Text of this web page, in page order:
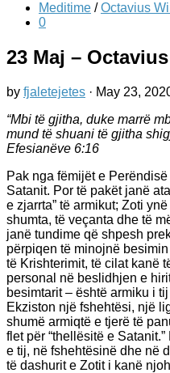
Meditime / Octavius
0
23 Maj –
by fjaletejetes · May 23,
“Mbi të gjitha, duke marrë
mund të shuani të gjitha
‭‭Efesianëve‬ ‭6:16‬
Pak nga fëmijët e
Satanit. Por të pakët janë
e zjarrta” të armikut; Zoti
shumta, të veçanta dhe të
janë tundime që shpesh
përpiqen të minojnë
të Krishterimit, të cilat kanë
personal në beslidhjen e
besimtarit – është armiku i
Ekziston një fshehtësi, një
shumë armiqtë e tjerë të
flet për “thellësitë e
e tij, në fshehtësinë dhe në
të dashurit e Zotit i kanë